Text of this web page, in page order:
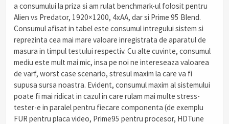
a consumului la priza si am rulat benchmark-ul folosit pentru
Alien vs Predator, 1920×1200, 4xAA, dar si Prime 95 Blend.
Consumul afisat in tabel este consumul intregului sistem si
reprezinta cea mai mare valoare inregistrata de aparatul de
masura in timpul testului respectiv. Cu alte cuvinte, consumul
mediu este mult mai mic, insa pe noi ne intereseaza valoarea
de varf, worst case scenario, stresul maxim la care va fi
supusa sursa noastra. Evident, consumul maxim al sistemului
poate fi mai ridicat in cazul in care rulam mai multe stress-
tester-e in paralel pentru fiecare componenta (de exemplu
FUR pentru placa video, Prime95 pentru procesor, HDTune